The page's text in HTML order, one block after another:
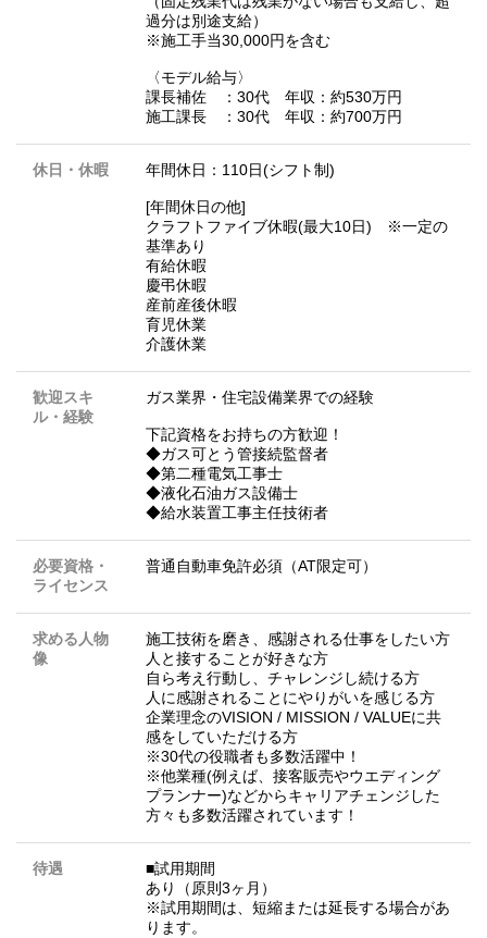
過分は別途支給）
※施工手当30,000円を含む
〈モデル給与〉
課長補佐 ：30代 年収：約530万円
施工課長 ：30代 年収：約700万円
休日・休暇 年間休日：110日(シフト制)
[年間休日の他]
クラフトファイブ休暇(最大10日) ※一定の
基準あり
有給休暇
慶弔休暇
産前産後休暇
育児休業
介護休業
歓迎スキ
ル・経験
ガス業界・住宅設備業界での経験
下記資格をお持ちの方歓迎！
◆ガス可とう管接続監督者
◆第二種電気工事士
◆液化石油ガス設備士
◆給水装置工事主任技術者
必要資格・
ライセンス
普通自動車免許必須（AT限定可）
求める人物
像
施工技術を磨き、感謝される仕事をしたい方
人と接することが好きな方
自ら考え行動し、チャレンジし続ける方
人に感謝されることにやりがいを感じる方
企業理念のVISION / MISSION / VALUEに共
感をしていただける方
※30代の役職者も多数活躍中！
※他業種(例えば、接客販売やウエディング
プランナー)などからキャリアチェンジした
方々も多数活躍されています！
待遇
■試用期間
あり（原則3ヶ月）
※試用期間は、短縮または延長する場合があ
ります。